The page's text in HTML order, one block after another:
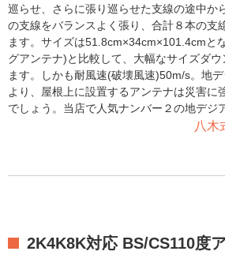
巡らせ、さらに張り巡らせた支線の途中か
の支線をバランスよく張り、合計８本の支
ます。サイズは51.8cm×34cm×101.4cmと
グアンテナ)と比較して、大幅なサイズダ
ます。しかも耐風速(破壊風速)50m/s。地
より、屋根上に設置するアンテナは災害に
でしょう。当店で人気ナンバー２の地デジ
八木
2K4K8K対応 BS/CS110度